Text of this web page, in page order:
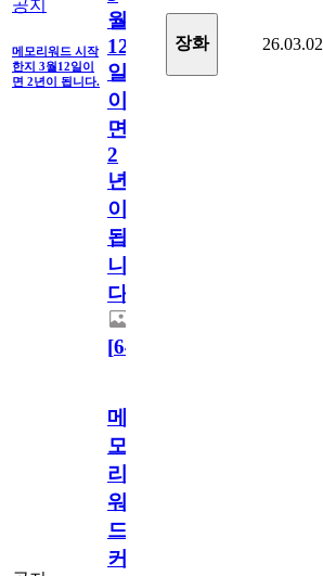
공지
메모리워드 시작
한지 3월12일이
면 2년이 됩니다.
월
12
일
이
면
2
년
이
됩
니
다.
[64
장화 26.03.02
메
모
리
워
드
커